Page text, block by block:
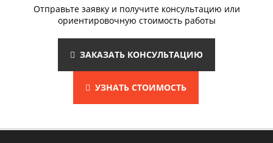
Отправьте заявку и получите консультацию или
ориентировочную стоимость работы
ЗАКАЗАТЬ КОНСУЛЬТАЦИЮ
УЗНАТЬ СТОИМОСТЬ